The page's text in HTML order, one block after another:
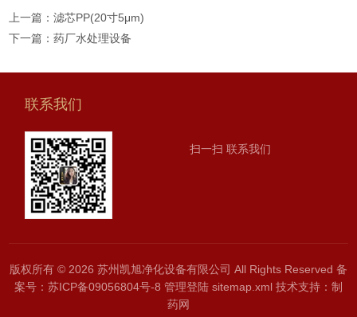
上一篇：滤芯PP(20寸5μm)
下一篇：药厂水处理设备
联系我们
扫一扫 联系我们
版权所有 © 2026 苏州凯旭净化设备有限公司 All Rights Reserved 备
案号：苏ICP备09056804号-8 管理登陆 sitemap.xml 技术支持： 制
药网